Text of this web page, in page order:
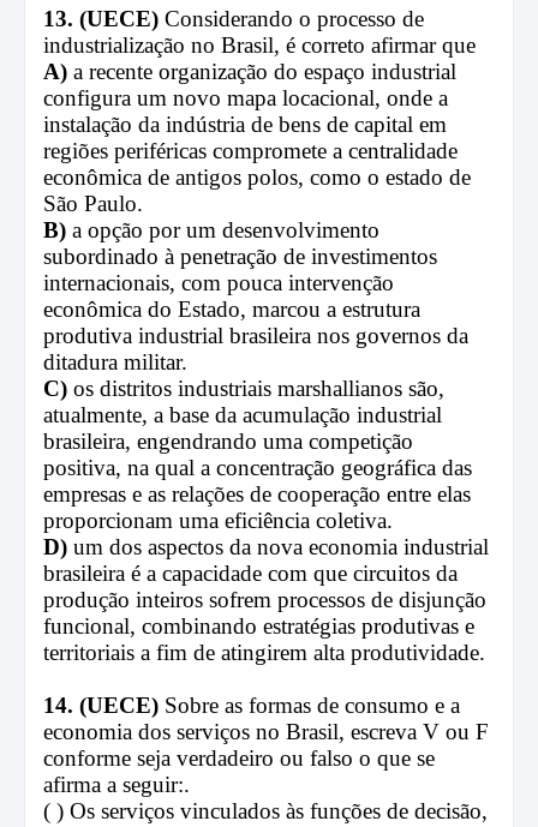
13. (UECE) Considerando o processo de
industrialização no Brasil, é correto afirmar que
A) a recente organização do espaço industrial
configura um novo mapa locacional, onde a
instalação da indústria de bens de capital em
regiões periféricas compromete a centralidade
econômica de antigos polos, como o estado de
São Paulo.
B) a opção por um desenvolvimento
subordinado à penetração de investimentos
internacionais, com pouca intervenção
econômica do Estado, marcou a estrutura
produtiva industrial brasileira nos governos da
ditadura militar.
C) os distritos industriais marshallianos são,
atualmente, a base da acumulação industrial
brasileira, engendrando uma competição
positiva, na qual a concentração geográfica das
empresas e as relações de cooperação entre elas
proporcionam uma eficiência coletiva.
D) um dos aspectos da nova economia industrial
brasileira é a capacidade com que circuitos da
produção inteiros sofrem processos de disjunção
funcional, combinando estratégias produtivas e
territoriais a fim de atingirem alta produtividade.
14. (UECE) Sobre as formas de consumo e a
economia dos serviços no Brasil, escreva V ou F
conforme seja verdadeiro ou falso o que se
afirma a seguir:.
( ) Os serviços vinculados às funções de decisão,